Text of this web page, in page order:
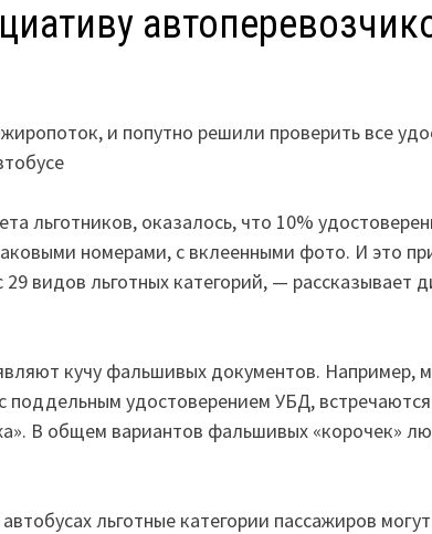
и попутно решили проверить все
льготников, оказалось, что 10%
номерами, с вклеенными фото. И это
29 видов льготных категорий, —
кучу фальшивых документов. Например,
удостоверением УБД,
В общем вариантов фальшивых «корочек»
льготные категории пассажиров